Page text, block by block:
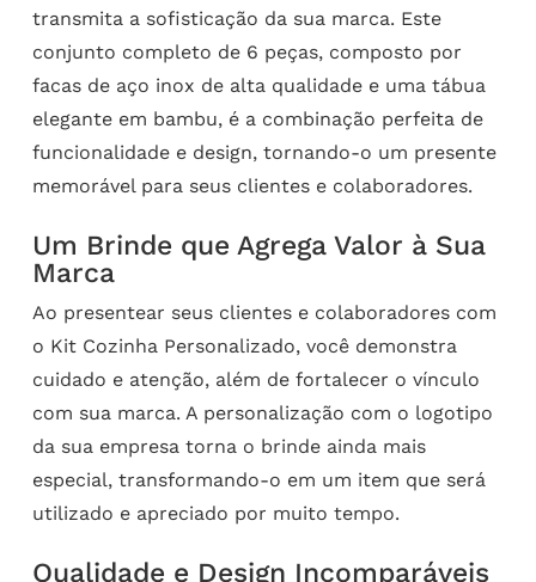
transmita a sofisticação da sua marca. Este
conjunto completo de 6 peças, composto por
facas de aço inox de alta qualidade e uma tábua
elegante em bambu, é a combinação perfeita de
funcionalidade e design, tornando-o um presente
memorável para seus clientes e colaboradores.
Um Brinde que Agrega Valor à Sua
Marca
Ao presentear seus clientes e colaboradores com
o Kit Cozinha Personalizado, você demonstra
cuidado e atenção, além de fortalecer o vínculo
com sua marca. A personalização com o logotipo
da sua empresa torna o brinde ainda mais
especial, transformando-o em um item que será
utilizado e apreciado por muito tempo.
Qualidade e Design Incomparáveis